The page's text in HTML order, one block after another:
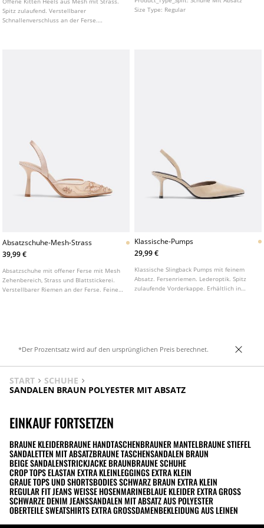
Spitz zulaufend. Verstellbarer
Schnallenverschluss an der Ferse.
Size Type: Regular
Absatzschuhe-Mesh-Strass
39,99 €
Absatzschuhe mit offener Ferse mit Mesh
Zehenbereich, Strass und Blattstickerei.
Verstellbarer Riemen an der Ferse. Feiner
Klassische-Pumps
29,99 €
Klassische Slingback Pumps mit feinem
Absatz. Fersenriemen. Lederoptik. Spitz
zulaufende Vorderkappe. Erhältlich in
*Der Prozentsatz wird auf den ursprünglichen Preis berechnet.
START
SCHUHE
SANDALEN BRAUN POLYESTER MIT ABSATZ
EINKAUF FORTSETZEN
BRAUNE KLEIDERBRAUNE HANDTASCHENBRAUNER MANTELBRAUNE STIEFEL
SANDALETTEN MIT ABSATZBRAUNE TASCHENSANDALEN BRAUN
BEIGE SANDALENSTRICKJACKE BRAUNBRAUNE SCHUHE
CROP TOPS ELASTAN EXTRA KLEINLEGGINGS EXTRA KLEIN
GRAUE TOPS UND SHORTSBODIES SCHWARZ BRAUN EXTRA KLEIN
REGULAR FIT JEANS WEISSE HOSEN MARINEBLAUE KLEIDER EXTRA GROSS
SCHWARZE DENIM JEANSSANDALEN MIT ABSATZ AUS POLYESTER
OBERTEILE SWEATSHIRTS EXTRA GROSS DAMENBEKLEIDUNG AUS LEINEN